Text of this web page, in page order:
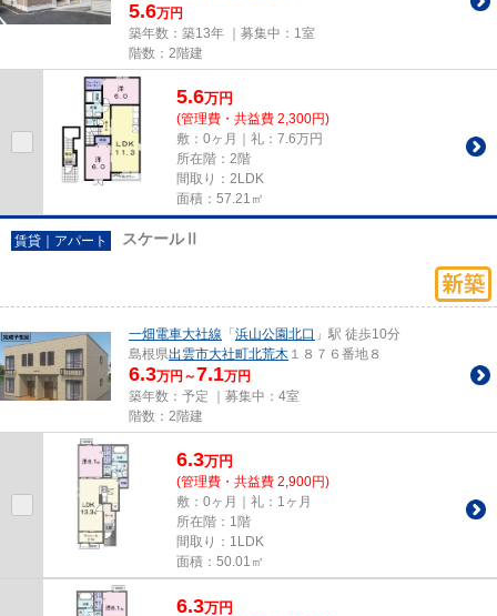
5.6万円
築年数：築13年 ｜募集中： 1室
階数：2階建
5.6万円
(管理費・共益費 2,300円)
敷：0ヶ月｜礼：7.6万円
所在階：2階
間取り：2LDK
面積：57.21㎡
賃貸｜アパート スケールⅡ
一畑電車大社線 「 浜山公園北口 」駅 徒歩10分
島根県出雲市大社町北荒木 １８７６番地８
6.3万円～7.1万円
築年数：予定 ｜募集中： 4室
階数：2階建
6.3万円
(管理費・共益費 2,900円)
敷：0ヶ月｜礼：1ヶ月
所在階：1階
間取り：1LDK
面積：50.01㎡
6.3万円